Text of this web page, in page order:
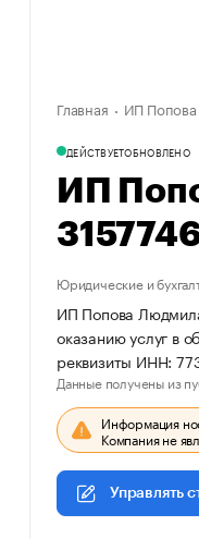
Главная ИП
ДЕЙСТВУЕТОБНОВЛЕНО
ИП
Юридические и
ИП Попова
оказанию услуг в
реквизиты ИНН:
Данные получены из
Информация
Компания не
Управлять